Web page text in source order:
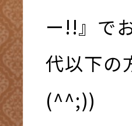
ー!!』で
代以下の
(^^;))